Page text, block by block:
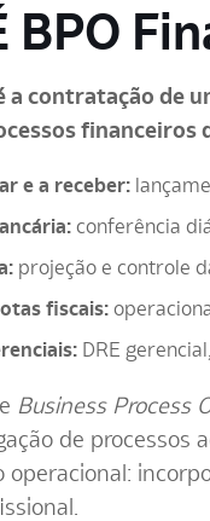
BPO
a contratação de
financeiros
e a receber:
conferência
projeção e controle
fiscais:
DRE
Business Process
de processos
operacional: